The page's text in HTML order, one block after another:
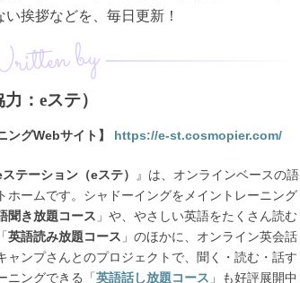
挨拶などを、毎日更新！
by
：eステ）
ングWebサイト】 https://e-st.cosmopier.com/
テーション（eステ）
』は、オンラインベースの語
ホームです。シャドーイングをメイントレーニング
聞き放題コース 」や、やさしい英語をたくさん読む
英語読み放題コース 」のほかに、オンライン英会話
ャンプさんとのプロジェクトで、聞く・読む・話す
ニングできる「英語話し放題コース 」も好評展開中